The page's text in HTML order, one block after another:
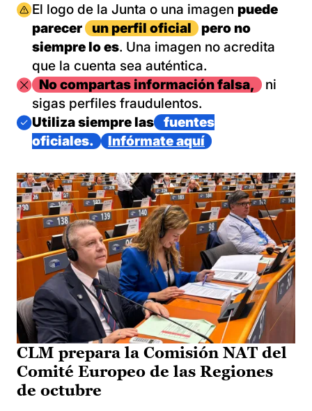
Imagen
El logo de la Junta o una imagen puede
parecer
un perfil oficial
pero no
siempre lo es. Una imagen no acredita
que la cuenta sea auténtica.
ImagenNo compartas información falsa,
ni
sigas perfiles fraudulentos.
Imagen
Utiliza siempre las
fuentes
oficiales.
Infórmate aquí
CLM prepara la Comisión NAT del
Comité Europeo de las Regiones
de octubre